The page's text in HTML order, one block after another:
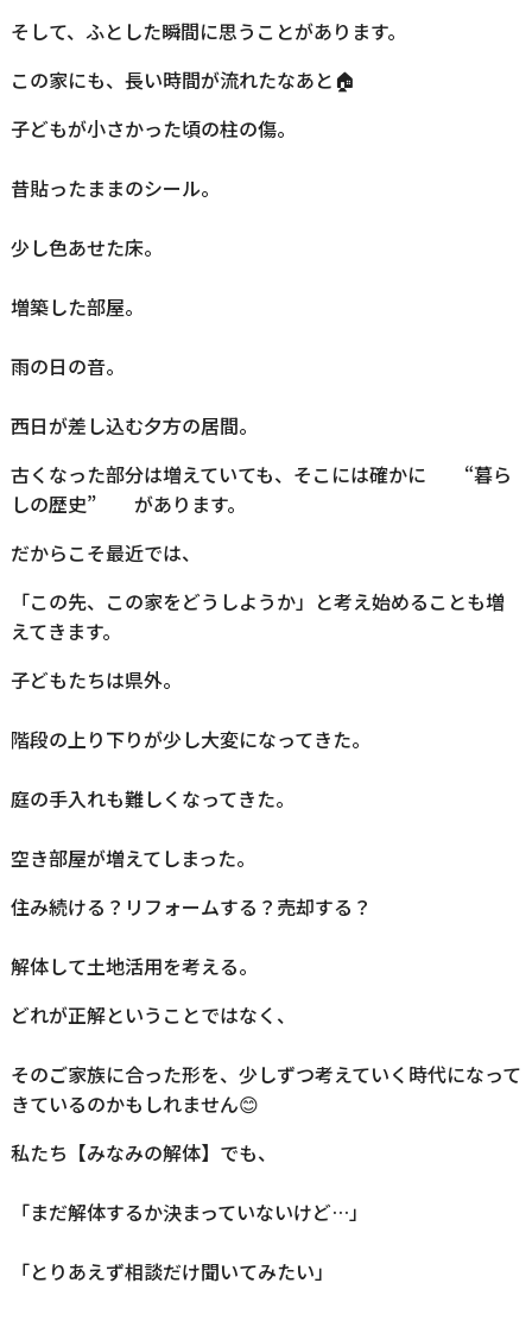
そして、ふとした瞬間に思うことがあります。
この家にも、長い時間が流れたなあと🏠
子どもが小さかった頃の柱の傷。
昔貼ったままのシール。
少し色あせた床。
増築した部屋。
雨の日の音。
西日が差し込む夕方の居間。
古くなった部分は増えていても、そこには確かに “暮ら
しの歴史” があります。
だからこそ最近では、
「この先、この家をどうしようか」と考え始めることも増
えてきます。
子どもたちは県外。
階段の上り下りが少し大変になってきた。
庭の手入れも難しくなってきた。
空き部屋が増えてしまった。
住み続ける？リフォームする？売却する？
解体して土地活用を考える。
どれが正解ということではなく、
そのご家族に合った形を、少しずつ考えていく時代になって
きているのかもしれません😊
私たち【みなみの解体】でも、
「まだ解体するか決まっていないけど…」
「とりあえず相談だけ聞いてみたい」